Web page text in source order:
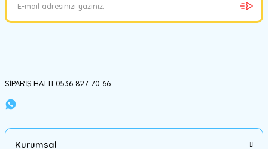
SİPARİŞ HATTI 0536 827 70 66
Kurumsal